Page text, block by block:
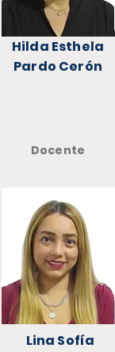
Hilda Esthela
Pardo Cerón
Docente
Lina Sofía